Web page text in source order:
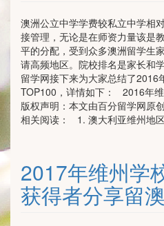
澳洲公立中学学费较私立中学相
接管理，无论是在师资力量该是
平的分配，受到众多澳洲留学生
请高频地区。院校排名是家长和
留学网接下来为大家总结了2016
TOP100，详情如下： 2016年
版权声明：本文由百分留学网原
相关阅读： 1. 澳大利亚维州地
2017年维州学
获得者分享留